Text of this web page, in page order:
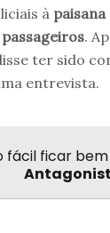
à
.
ter sido
entrevista.
fácil ficar